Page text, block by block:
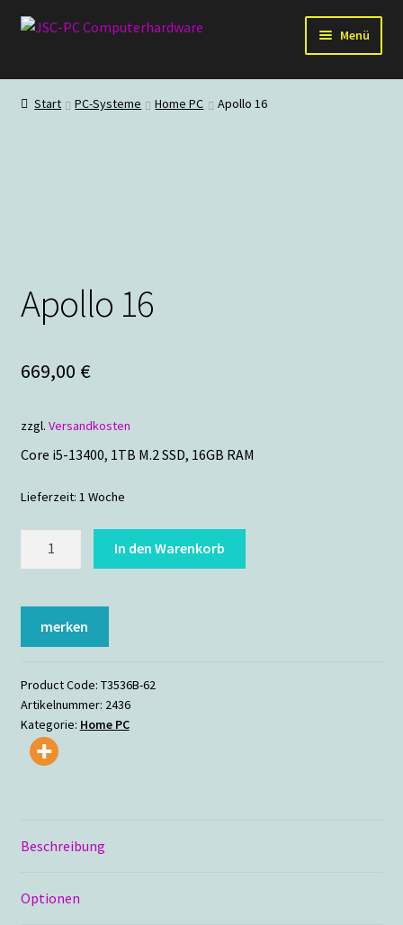
Zur
Zum
Menü
Hardware
Start PC-Systeme Home PC Apollo 16
Apollo 16
669,00 €
zzgl. Versandkosten
Core i5-13400, 1TB M.2 SSD, 16GB RAM
Lieferzeit: 1 Woche
In den Warenkorb
merken
Product Code: T3536B-62
Artikelnummer: 2436
Kategorie: Home PC
Beschreibung
Optionen